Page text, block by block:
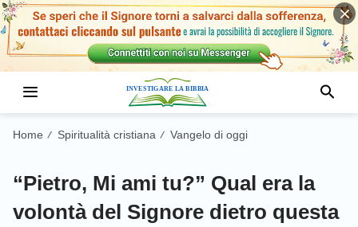
Home / Spiritualità cristiana / Vangelo di oggi
“Pietro, Mi ami tu?” Qual era la
volontà del Signore dietro questa